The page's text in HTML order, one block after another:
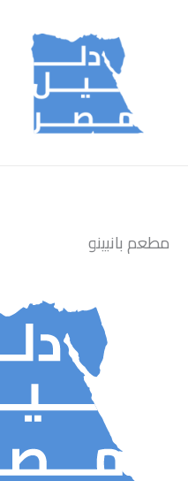
مطعم بانبينو